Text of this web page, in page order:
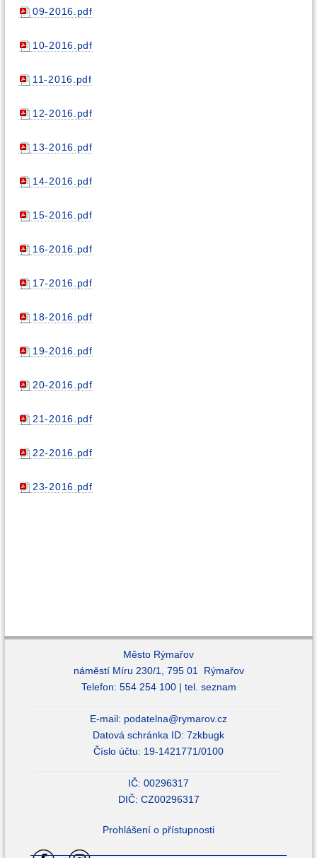
09-2016.pdf
10-2016.pdf
11-2016.pdf
12-2016.pdf
13-2016.pdf
14-2016.pdf
15-2016.pdf
16-2016.pdf
17-2016.pdf
18-2016.pdf
19-2016.pdf
20-2016.pdf
21-2016.pdf
22-2016.pdf
23-2016.pdf
Město Rýmařov
náměstí Míru 230/1, 795 01 Rýmařov
Telefon: 554 254 100 | tel. seznam
E-mail: podatelna@rymarov.cz
Datová schránka ID: 7zkbugk
Číslo účtu: 19-1421771/0100
IČ: 00296317
DIČ: CZ00296317
Prohlášení o přístupnosti